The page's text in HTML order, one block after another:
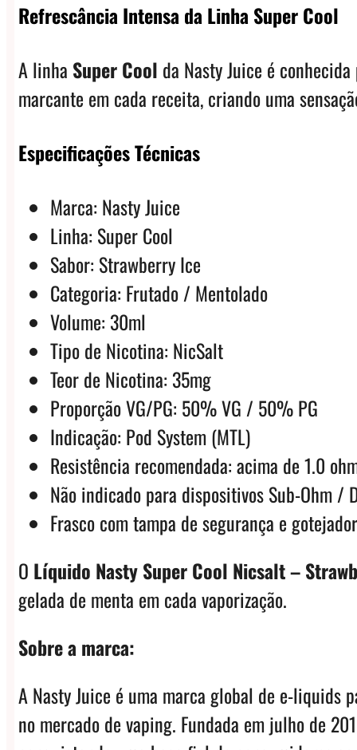
Refrescância Intensa da Linha Super Cool
A linha Super Cool da Nasty Juice é
marcante em cada receita, criando uma
Especificações Técnicas
Marca: Nasty Juice
Linha: Super Cool
Sabor: Strawberry Ice
Categoria: Frutado / Mentolado
Volume: 30ml
Tipo de Nicotina: NicSalt
Teor de Nicotina: 35mg
Proporção VG/PG: 50% VG / 50% PG
Indicação: Pod System (MTL)
Resistência recomendada: acima de 1.0
Não indicado para dispositivos Sub-Ohm /
Frasco com tampa de segurança e gotejador
O Líquido Nasty Super Cool Nicsalt –
gelada de menta em cada vaporização.
Sobre a marca:
A Nasty Juice é uma marca global de e-liquids
no mercado de vaping. Fundada em julho de